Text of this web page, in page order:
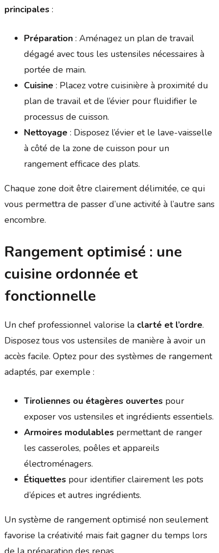
principales:
Préparation: Aménagez un plan de travail
dégagé avec tous les ustensiles nécessaires à
portée de main.
Cuisine: Placez votre cuisinière à proximité du
plan de travail et de l’évier pour fluidifier le
processus de cuisson.
Nettoyage: Disposez l’évier et le lave-vaisselle
à côté de la zone de cuisson pour un
rangement efficace des plats.
Chaque zone doit être clairement délimitée, ce qui
vous permettra de passer d’une activité à l’autre sans
encombre.
Rangement optimisé : une
cuisine ordonnée et
fonctionnelle
Un chef professionnel valorise la clarté et l’ordre.
Disposez tous vos ustensiles de manière à avoir un
accès facile. Optez pour des systèmes de rangement
adaptés, par exemple :
Tiroliennes ou étagères ouvertespour
exposer vos ustensiles et ingrédients essentiels.
Armoires modulablespermettant de ranger
les casseroles, poêles et appareils
électroménagers.
Étiquettespour identifier clairement les pots
d’épices et autres ingrédients.
Un système de rangement optimisé non seulement
favorise la créativité mais fait gagner du temps lors